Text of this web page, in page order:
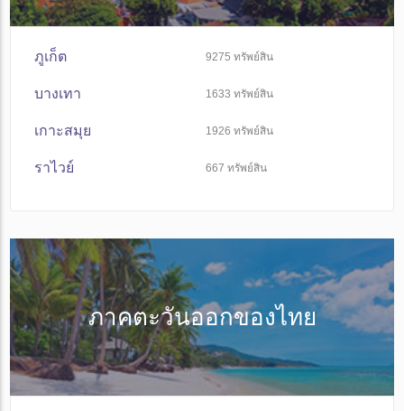
ภูเก็ต 9275 ทรัพย์สิน
บางเทา 1633 ทรัพย์สิน
เกาะสมุย 1926 ทรัพย์สิน
ราไวย์ 667 ทรัพย์สิน
ภาคตะวันออกของไทย